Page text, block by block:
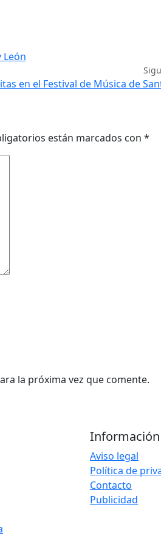
León
en el Festival de Música de
están marcados con *
la próxima vez que comente.
Información
Aviso legal
Política de
Contacto
Publicidad